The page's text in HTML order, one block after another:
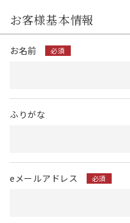
お客様基本情報
お名前 必須
ふりがな
eメールアドレス 必須